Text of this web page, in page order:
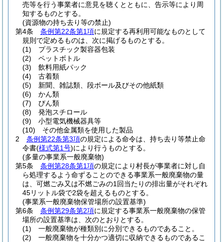
売等を行う事業者に意見を聴くとともに、告示等により周
知するものとする。
(資源物の持ち去り等の禁止)
第4条
条例第22条第1項に規定する再利用可能なものとして
規則で定めるものは、次に掲げるものとする。
(1)
プラスチック製容器包装
(2)
ペットボトル
(3)
飲料用紙パック
(4)
古着類
(5)
新聞、雑誌類、段ボール及びその他紙類
(6)
かん類
(7)
びん類
(8)
発泡スチロール
(9)
小型電気機械器具等
(10)
その他金属類を使用した製品
2
条例第22条第3項の規定による命令は、持ち去り等禁止命
令書(様式第1号)により行うものとする。
(多量の事業系一般廃棄物)
第5条
条例第28条第1項の規定により村長が事業者に対し自
ら処理するよう命ずることのできる事業系一般廃棄物の量
は、可燃ごみ又は不燃ごみの1回当たりの排出量がそれぞれ
45リットル袋で2袋を超えるものとする。
(事業系一般廃棄物保管場所の設置基準)
第6条
条例第29条第2項に規定する事業系一般廃棄物の保管
場所の設置基準は、次のとおりとする。
(1)
一般廃棄物が種類別に分別できるものであること。
(2)
一般廃棄物を十分かつ適切に収納できるものであるこ